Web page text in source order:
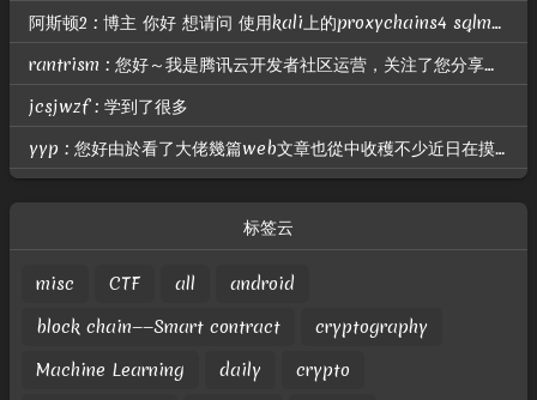
阿斯顿2 : 博主 你好 想请问 使用kali上的proxychains4 sqlmap 进行扫描 提示我无法连接172.22.6.38？ 但是做了路由和代理的
rantrism : 您好～我是腾讯云开发者社区运营，关注了您分享的技术文章，觉得内容很棒，我们诚挚邀请您加入腾讯云自媒体分享计划。完整福利和申请地址请见：https://cloud.tencent.com/deve...
jcsjwzf : 学到了很多
yyp : 您好由於看了大佬幾篇web文章也從中收穫不少近日在摸索幾題web ctf的題目試了很多天之後仍然沒有什麼進展不知道你是否有空幫我看看題目並指導小妹期待你的回信
标签云
misc CTF all
android
block chain——Smart contract
cryptography
Machine Learning
daily
crypto